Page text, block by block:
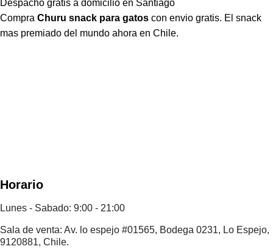
Despacho gratis a domicilio en Santiago
Compra Churu snack para gatos con envio gratis. El snack
mas premiado del mundo ahora en Chile.
Horario
Lunes - Sabado: 9:00 - 21:00
Sala de venta: Av. lo espejo #01565, Bodega 0231, Lo Espejo,
9120881, Chile.